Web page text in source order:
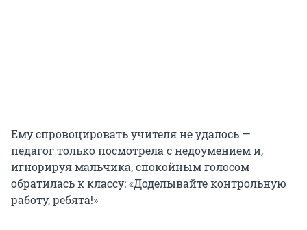
Ему спровоцировать учителя не удалось —
педагог только посмотрела с недоумением и,
игнорируя мальчика, спокойным голосом
обратилась к классу: «Доделывайте контрольную
работу, ребята!»